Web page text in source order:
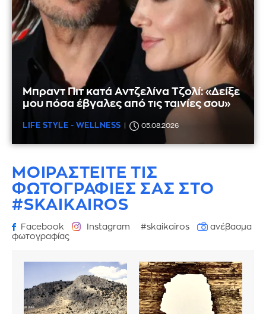
Μπραντ Πιτ κατά Αντζελίνα Τζολί: «Δείξε
μου πόσα έβγαλες από τις ταινίες σου»
LIFE STYLE - WELLNESS 05.08.2026
ΜΟΙΡΑΣΤΕΙΤΕ ΤΙΣ
ΦΩΤΟΓΡΑΦΙΕΣ ΣΑΣ ΣΤΟ
#SKAIKAIROS
Facebook Instagram #skaikairos
ανέβασμα
φωτογραφίας